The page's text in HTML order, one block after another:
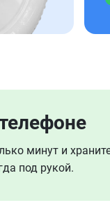
минут и
под рукой.